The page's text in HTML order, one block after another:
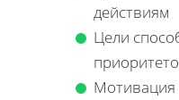
действиям
Цели
Мотивация